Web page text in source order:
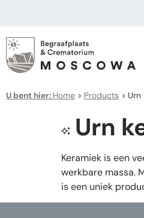
U bent hier: Home > Products > Urn
Urn
Keramiek is een
werkbare massa.
is een uniek